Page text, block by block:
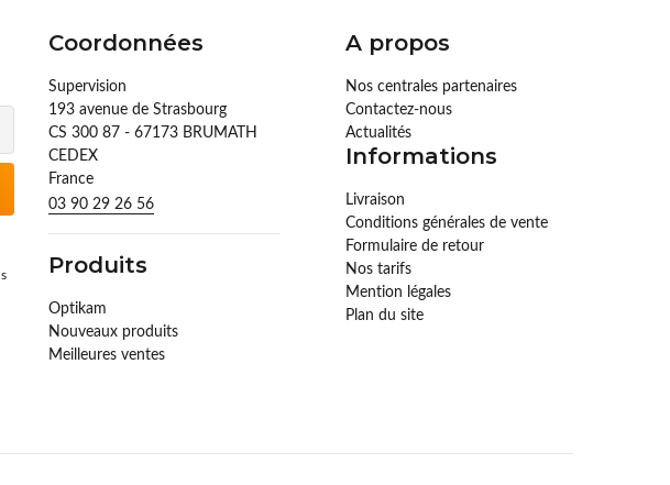
Coordonnées
Supervision
193 avenue de Strasbourg
CS 300 87 - 67173 BRUMATH
CEDEX
France
03 90 29 26 56
Produits
Optikam
Nouveaux produits
Meilleures ventes
A propos
Nos centrales partenaires
Contactez-nous
Actualités
Informations
Livraison
Conditions générales de vente
Formulaire de retour
Nos tarifs
Mention légales
Plan du site